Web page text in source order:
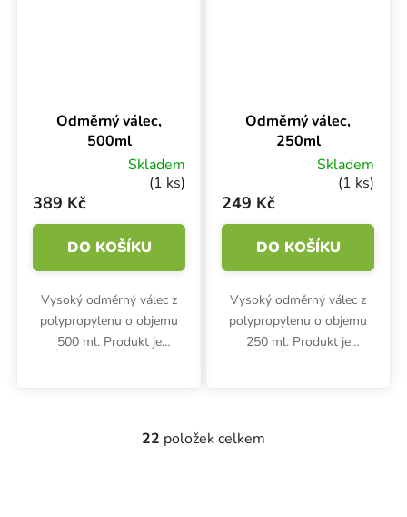
Odměrný válec,
500ml
Skladem
(1 ks)
389 Kč
DO KOŠÍKU
Vysoký odměrný válec z
polypropylenu o objemu
500 ml. Produkt je
Odměrný válec,
250ml
Skladem
(1 ks)
249 Kč
DO KOŠÍKU
Vysoký odměrný válec z
polypropylenu o objemu
250 ml. Produkt je
Ovládací prvky výpisu
22 položek celkem